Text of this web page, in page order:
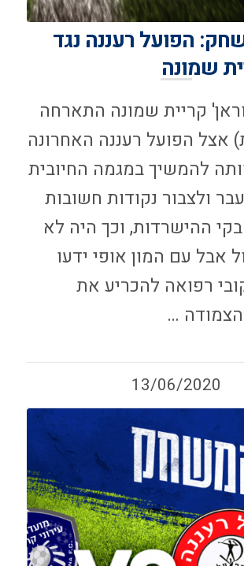
הפועל רעננה נגד
שמונה
קריית שמונה התארחה
אצל הפועל רעננה האחרונה
להמשיך במגמה החיובית
ולצבור נקודות חשובות
ההישרדות, וכך היה לא
אבל עם המון אופי ידעו
רפואה להכריע את
…
13/06/2020